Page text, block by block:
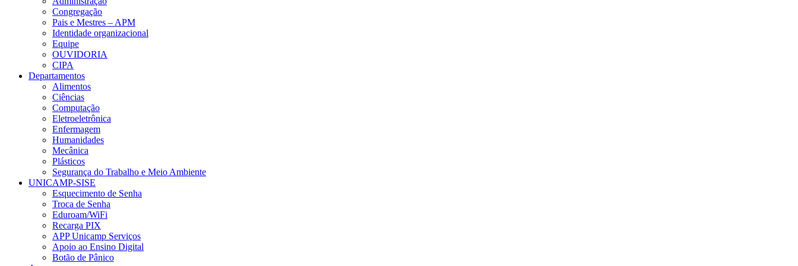
Congregação
Pais e Mestres – APM
Identidade organizacional
Equipe
OUVIDORIA
CIPA
Departamentos
Alimentos
Ciências
Computação
Eletroeletrônica
Enfermagem
Humanidades
Mecânica
Plásticos
Segurança do Trabalho e Meio Ambiente
UNICAMP-SISE
Esquecimento de Senha
Troca de Senha
Eduroam/WiFi
Recarga PIX
APP Unicamp Serviços
Apoio ao Ensino Digital
Botão de Pânico